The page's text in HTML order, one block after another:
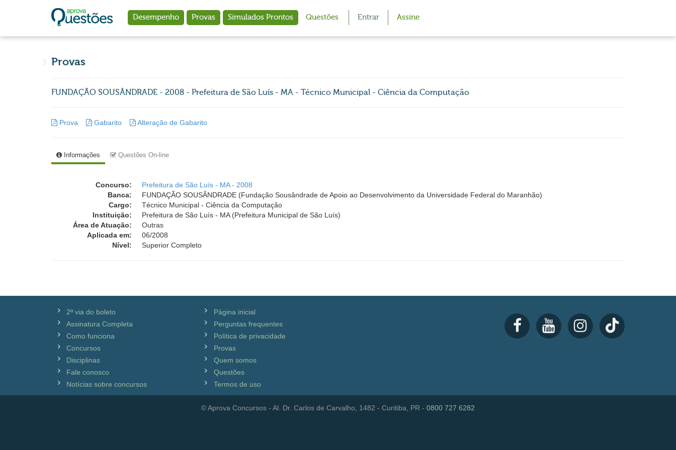
Desempenho Provas Simulados Prontos Questões Entrar Assine
Provas
FUNDAÇÃO SOUSÂNDRADE - 2008 - Prefeitura de São Luís - MA - Técnico Municipal - Ciência da Computação
Prova Gabarito Alteração de Gabarito
Informações Questões On-line
Concurso:
Prefeitura de São Luís - MA - 2008
Banca:
FUNDAÇÃO SOUSÂNDRADE (Fundação Sousândrade de Apoio ao Desenvolvimento da Universidade Federal do Maranhão)
Cargo:
Técnico Municipal - Ciência da Computação
Instituição:
Prefeitura de São Luís - MA (Prefeitura Municipal de São Luís)
Área de Atuação:
Outras
Aplicada em:
06/2008
Nível:
Superior Completo
2ª via do boleto
Assinatura Completa
Como funciona
Concursos
Disciplinas
Fale conosco
Notícias sobre concursos
Página inicial
Perguntas frequentes
Política de privacidade
Provas
Quem somos
Questões
Termos de uso
© Aprova Concursos - Al. Dr. Carlos de Carvalho, 1482 - Curitiba, PR - 0800 727 6282